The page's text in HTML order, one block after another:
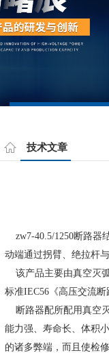
技术文章
zw7-40.5/1250断路器
动端通过拐臂、绝拉杆
该产品主要由真空灭
标准IEC56 《高压交流
断路器配所配用真空
能力强、寿命长、体积
的诸多弊端，而且使检